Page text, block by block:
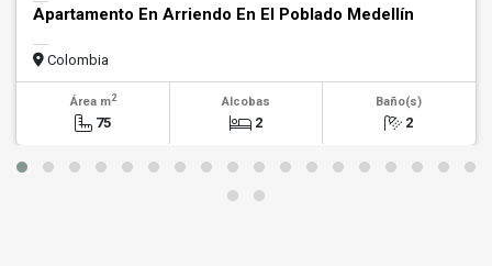
Apartamento En Arriendo En El Poblado Medellín
Colombia
Área m2
75
Alcobas
2
Baño(s)
2